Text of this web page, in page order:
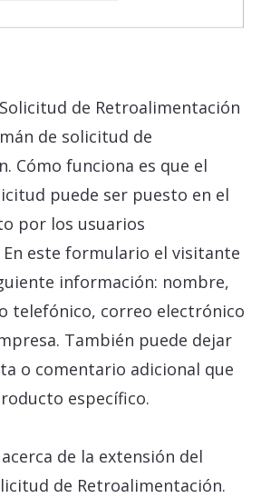
de Retroalimentación
de solicitud de
Cómo funciona es que el
puede ser puesto en el
por los usuarios
este formulario el visitante
información: nombre,
telefónico, correo electrónico
También puede dejar
o comentario adicional que
específico.
de la extensión del
de Retroalimentación.